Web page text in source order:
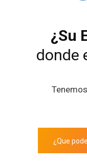
¿Su
donde
¿Que